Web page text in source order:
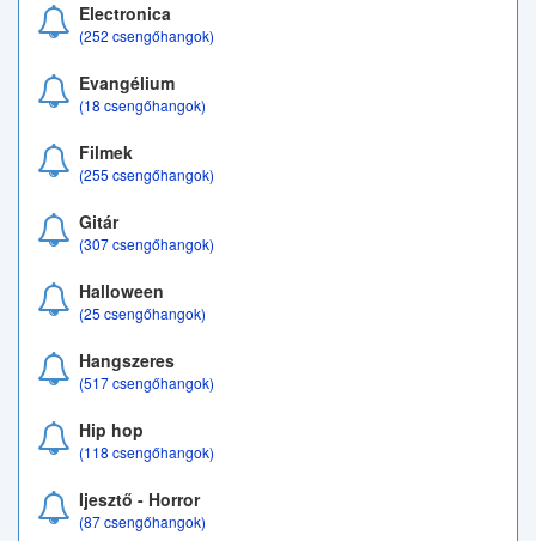
Electronica
(252 csengőhangok)
Evangélium
(18 csengőhangok)
Filmek
(255 csengőhangok)
Gitár
(307 csengőhangok)
Halloween
(25 csengőhangok)
Hangszeres
(517 csengőhangok)
Hip hop
(118 csengőhangok)
Ijesztő - Horror
(87 csengőhangok)